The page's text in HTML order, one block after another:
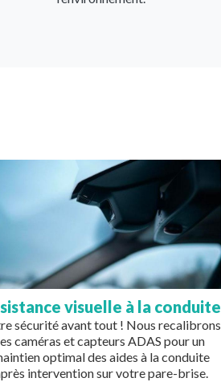
visuelle à la conduite
sécurité avant tout ! Nous recalibrons
caméras et capteurs ADAS pour un
optimal des aides à la conduite
intervention sur votre pare-brise.